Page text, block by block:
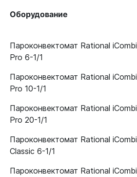
Оборудование
Пароконвектомат Rational iCombi
Pro 6-1/1
Пароконвектомат Rational iCombi
Pro 10-1/1
Пароконвектомат Rational iCombi
Pro 20-1/1
Пароконвектомат Rational iCombi
Classic 6-1/1
Пароконвектомат Rational iCombi